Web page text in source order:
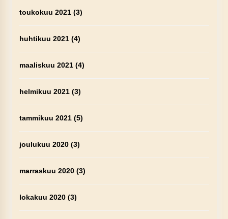
toukokuu 2021(3)
huhtikuu 2021(4)
maaliskuu 2021(4)
helmikuu 2021(3)
tammikuu 2021(5)
joulukuu 2020(3)
marraskuu 2020(3)
lokakuu 2020(3)